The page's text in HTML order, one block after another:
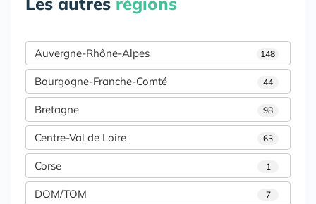
Auvergne-Rhône-Alpes 148
Bourgogne-Franche-Comté 44
Bretagne 98
Centre-Val de Loire 63
Corse 1
DOM/TOM 7